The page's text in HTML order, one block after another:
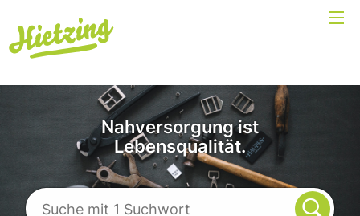
Nahversorgung ist
Lebensqualität.